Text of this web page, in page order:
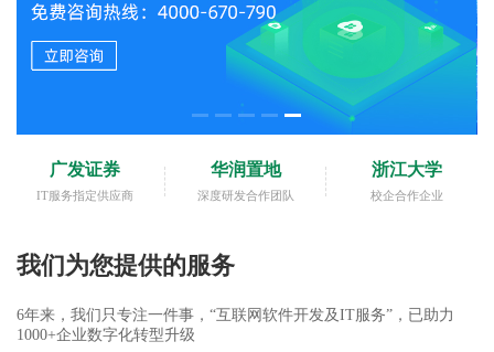
广发证券
IT服务指定供应商
华润置地
深度研发合作团队
浙江大学
校企合作企业
我们为您提供的服务
6年来，我们只专注一件事，“互联网软件开发及IT服务”，已助力
1000+企业数字化转型升级